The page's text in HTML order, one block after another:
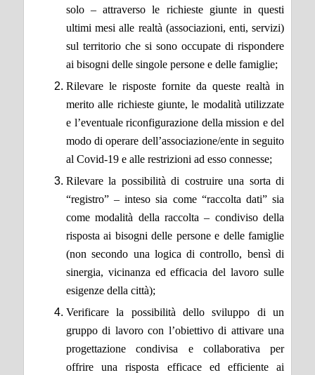
solo – attraverso le richieste giunte in questi
ultimi mesi alle realtà (associazioni, enti, servizi)
sul territorio che si sono occupate di rispondere
ai bisogni delle singole persone e delle famiglie;
Rilevare le risposte fornite da queste realtà in
merito alle richieste giunte, le modalità utilizzate
e l’eventuale riconfigurazione della mission e del
modo di operare dell’associazione/ente in seguito
al Covid-19 e alle restrizioni ad esso connesse;
Rilevare la possibilità di costruire una sorta di
“registro” – inteso sia come “raccolta dati” sia
come modalità della raccolta – condiviso della
risposta ai bisogni delle persone e delle famiglie
(non secondo una logica di controllo, bensì di
sinergia, vicinanza ed efficacia del lavoro sulle
esigenze della città);
Verificare la possibilità dello sviluppo di un
gruppo di lavoro con l’obiettivo di attivare una
progettazione condivisa e collaborativa per
offrire una risposta efficace ed efficiente ai